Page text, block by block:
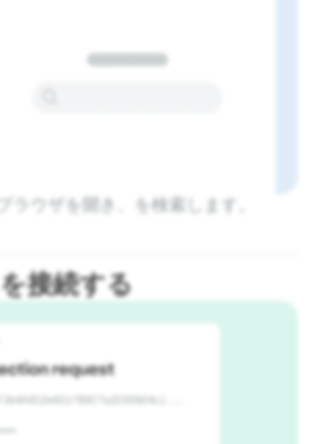
ラウザを開き、を検索します。
接続する